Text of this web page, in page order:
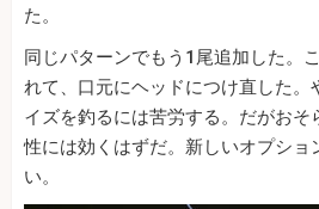
た。
同じパターンでもう1尾追加した。
れて、口元にヘッドにつけ直した。
イズを釣るには苦労する。だがお
性には効くはずだ。新しいオプショ
い。